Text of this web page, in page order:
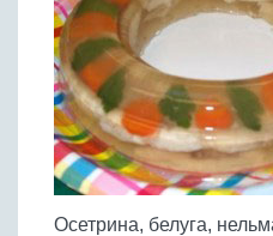
Осетрина, белуга,